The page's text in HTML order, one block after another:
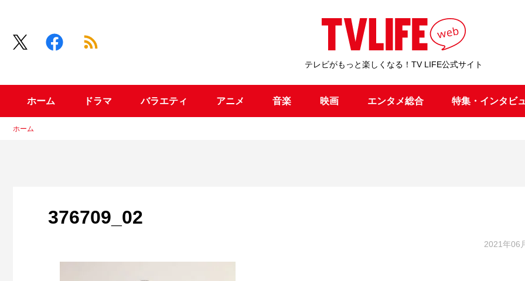
テレビがもっと楽しくなる！TV LIFE公式サイト
ホーム ドラマ バラエティ アニメ 音楽 映画 エンタメ総合 特集・インタビ
ホーム
376709_02
2021年06